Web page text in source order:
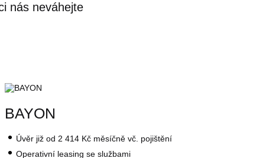
nás neváhejte
BAYON
Úvěr již od 2 414 Kč měsíčně vč. pojištění
Operativní leasing se službami